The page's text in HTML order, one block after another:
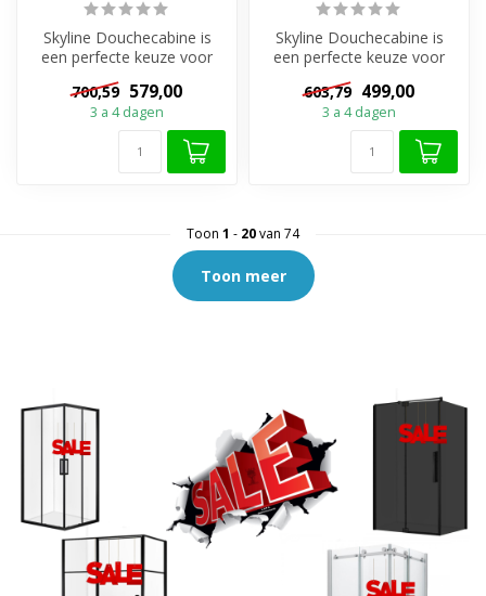
Skyline Douchecabine is
een perfecte keuze voor
wie op zoek is naar een
ruime, s...
700,59 579,00
3 a 4 dagen
Skyline Douchecabine is
een perfecte keuze voor
wie op zoek is naar een
ruime, s...
603,79 499,00
3 a 4 dagen
Toon 1 - 20van 74
Toon meer